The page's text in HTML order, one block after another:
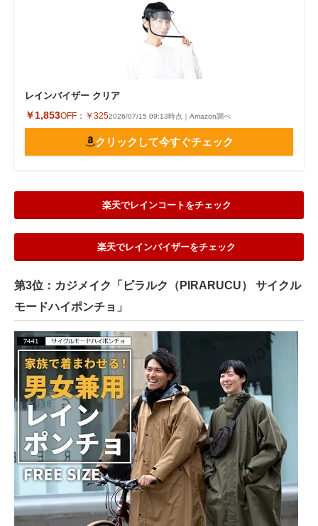
レインバイザー クリア
￥1,853OFF： ￥3252026/07/15 09:13時点｜Amazon調べ
クリックして今すぐチェック
楽天でレインコートをチェック
楽天でレインバイザーをチェック
第3位：カジメイク「ピラルク（PIRARUCU） サイクル
モードハイポンチョ」